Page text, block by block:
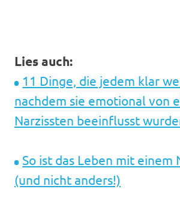
Lies auch:
11 Dinge, die jedem klar
nachdem sie emotional von
Narzissten beeinflusst
So ist das Leben mit
(und nicht anders!)